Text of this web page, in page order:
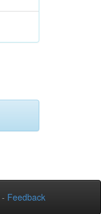
- Feedback